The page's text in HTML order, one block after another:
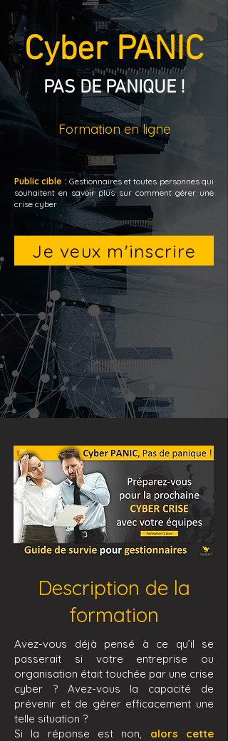
Cyber PANIC
PAS DE PANIQUE !
Formation en ligne
Public cible : Gestionnaires et toutes personnes qui
souhaitent en savoir plus sur comment gérer une
crise cyber
Je veux m'inscrire
Description de la
formation
Avez-vous déjà pensé à ce qu’il se
passerait si votre entreprise ou
organisation était touchée par une crise
cyber ? Avez-vous la capacité de
prévenir et de gérer efficacement une
telle situation ?
Si la réponse est non, alors cette